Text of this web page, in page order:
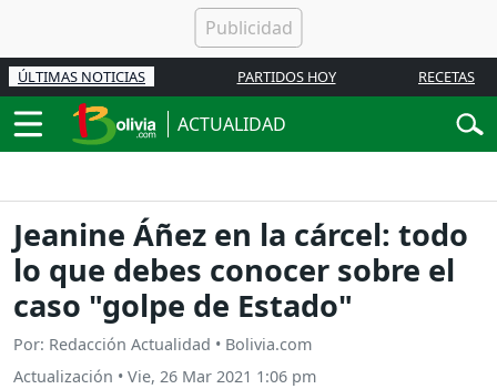
ÚLTIMAS NOTICIAS PARTIDOS HOY RECETAS
ACTUALIDAD
Jeanine Áñez en la cárcel: todo
lo que debes conocer sobre el
caso "golpe de Estado"
Por: Redacción Actualidad • Bolivia.com
Actualización • Vie, 26 Mar 2021 1:06 pm